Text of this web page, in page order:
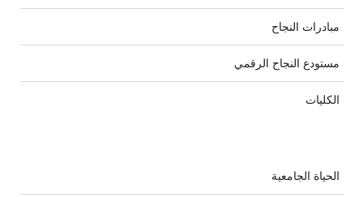
مبادرات النجاح
مستودع النجاح الرقمي
الكليات
الحياة الجامعية